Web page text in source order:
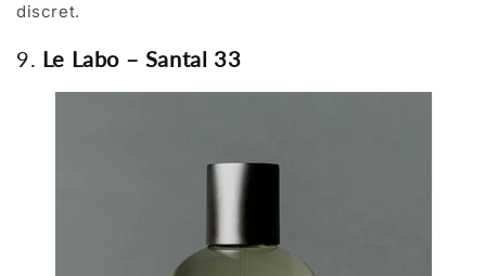
discret.
9. Le Labo – Santal 33